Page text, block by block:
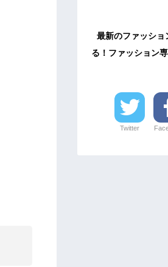
最新のファッショ
る！ファッション
Twitter